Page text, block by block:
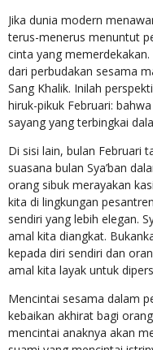
Jika dunia modern
terus-menerus menuntut
cinta yang
dari perbudakan sesama
Sang Khalik. Inilah
hiruk-pikuk Februari:
sayang yang terbingkai
Di sisi lain, bulan Februari
suasana bulan Sya’ban
orang sibuk merayakan
kita di lingkungan
sendiri yang lebih elegan.
amal kita diangkat.
kepada diri sendiri dan
amal kita layak untuk
Mencintai sesama dalam
kebaikan akhirat bagi
mencintai anaknya akan